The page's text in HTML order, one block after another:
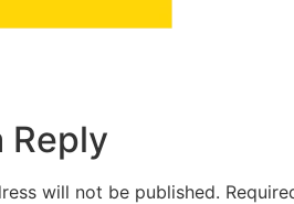
Reply
will not be published.